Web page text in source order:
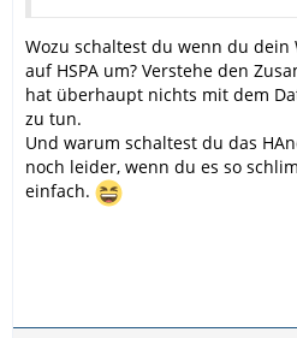
Wozu schaltest du wenn du dein
auf HSPA um? Verstehe den
hat überhaupt nichts mit dem
zu tun.
Und warum schaltest du das
noch leider, wenn du es so
einfach.